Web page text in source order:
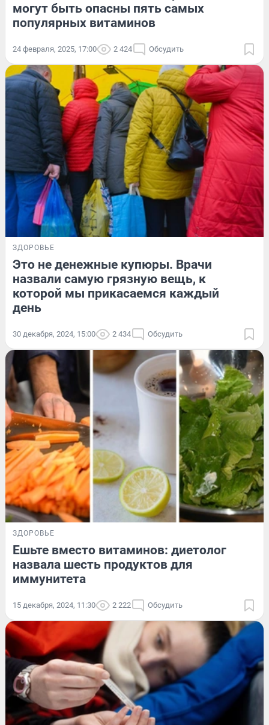
могут быть опасны пять самых
популярных витаминов
24 февраля, 2025, 17:00 2 424 Обсудить
ЗДОРОВЬЕ
Это не денежные купюры. Врачи
назвали самую грязную вещь, к
которой мы прикасаемся каждый
день
30 декабря, 2024, 15:00 2 434 Обсудить
ЗДОРОВЬЕ
Ешьте вместо витаминов: диетолог
назвала шесть продуктов для
иммунитета
15 декабря, 2024, 11:30 2 222 Обсудить